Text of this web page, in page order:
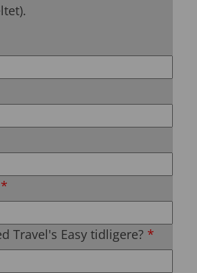
*
Travel's Easy tidligere? *